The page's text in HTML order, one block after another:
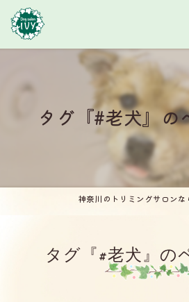
タグ『#老犬』の
神奈川のトリミングサロン
タグ『#老犬』の